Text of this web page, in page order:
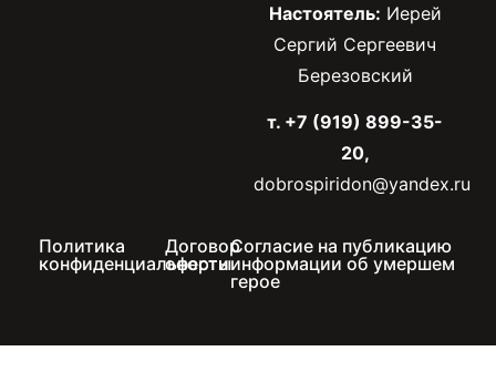
Настоятель: Иерей
Сергий Сергеевич
Березовский
т. +7 (919) 899-35-
20,
dobrospiridon@yandex.ru
Политика
конфиденциальности
Договор
оферты
Согласие на публикацию
информации об умершем
герое